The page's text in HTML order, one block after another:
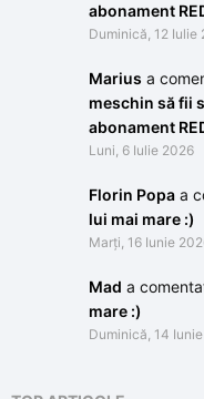
abonament
Duminică, 12 Iulie
Marius a
meschin să fii
abonament
Luni, 6 Iulie 2026
Florin Popa a
lui mai mare :)
Marți, 16 Iunie
Mad a
mare :)
Duminică, 14